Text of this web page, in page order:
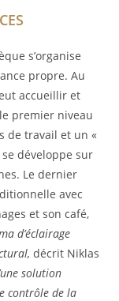
s’organise
propre. Au
accueillir et
premier niveau
de travail et un «
développe sur
Le dernier
avec
et son café,
d’éclairage
décrit Niklas
solution
contrôle de la